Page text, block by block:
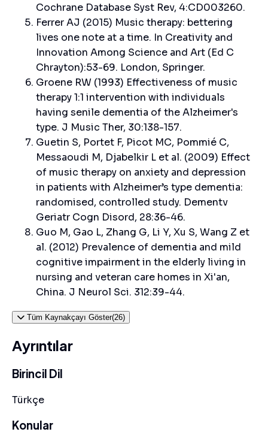
Cochrane Database Syst Rev, 4:CD003260.
Ferrer AJ (2015) Music therapy: bettering
lives one note at a time. In Creativity and
Innovation Among Science and Art (Ed C
Chrayton):53-69. London, Springer.
Groene RW (1993) Effectiveness of music
therapy 1:1 intervention with individuals
having senile dementia of the Alzheimer's
type. J Music Ther, 30:138-157.
Guetin S, Portet F, Picot MC, Pommié C,
Messaoudi M, Djabelkir L et al. (2009) Effect
of music therapy on anxiety and depression
in patients with Alzheimer’s type dementia:
randomised, controlled study. Dementv
Geriatr Cogn Disord, 28:36-46.
Guo M, Gao L, Zhang G, Li Y, Xu S, Wang Z et
al. (2012) Prevalence of dementia and mild
cognitive impairment in the elderly living in
nursing and veteran care homes in Xi'an,
China. J Neurol Sci. 312:39-44.
Tüm Kaynakçayı Göster(26)
Ayrıntılar
Birincil Dil
Türkçe
Konular